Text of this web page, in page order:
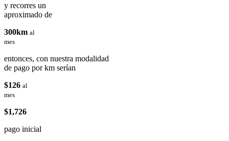
y recorres un
aproximado de
300km al
mes
entonces, con nuestra modalidad
de pago por km serían
$126 al
mes
$1,726
pago inicial